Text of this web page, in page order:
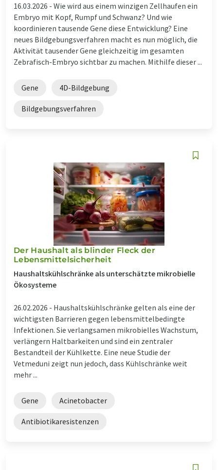
16.03.2026 - Wie wird aus einem winzigen Zellhaufen ein
Embryo mit Kopf, Rumpf und Schwanz? Und wie
koordinieren tausende Gene diese Entwicklung? Eine
neues Bildgebungsverfahren macht es nun möglich, die
Aktivität tausender Gene gleichzeitig im gesamten
Zebrafisch-Embryo sichtbar zu machen. Mithilfe dieser ...
Gene 4D-Bildgebung
Bildgebungsverfahren
Der Haushalt als blinder Fleck der
Lebensmittelsicherheit
Haushaltskühlschränke als unterschätzte mikrobielle
Ökosysteme
26.02.2026 - Haushaltskühlschränke gelten als eine der
wichtigsten Barrieren gegen lebensmittelbedingte
Infektionen. Sie verlangsamen mikrobielles Wachstum,
verlängern Haltbarkeiten und sind ein zentraler
Bestandteil der Kühlkette. Eine neue Studie der
Vetmeduni zeigt nun jedoch, dass Kühlschränke weit
mehr ...
Gene Acinetobacter
Antibiotikaresistenzen